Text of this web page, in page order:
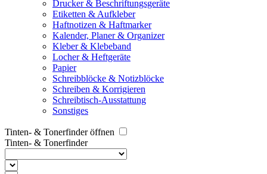
Drucker & Beschriftungsgeräte
Etiketten & Aufkleber
Haftnotizen & Haftmarker
Kalender, Planer & Organizer
Kleber & Klebeband
Locher & Heftgeräte
Papier
Schreibblöcke & Notizblöcke
Schreiben & Korrigieren
Schreibtisch-Ausstattung
Sonstiges
Tinten- & Tonerfinder öffnen
Tinten- & Tonerfinder